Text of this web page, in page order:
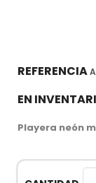
REFERENCIA
EN
Playera neón